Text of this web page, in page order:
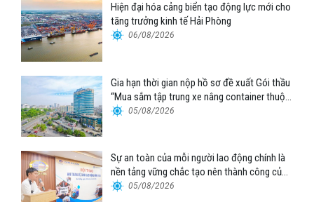
Hiện đại hóa cảng biển tạo động lực mới cho
tăng trưởng kinh tế Hải Phòng
06/08/2026
Gia hạn thời gian nộp hồ sơ đề xuất Gói thầu
“Mua sắm tập trung xe nâng container thuộc
Tổng công ty Hàng hải Việt Nam – CTCP”
05/08/2026
Sự an toàn của mỗi người lao động chính là
nền tảng vững chắc tạo nên thành công của
Cảng Đà Nẵng
05/08/2026